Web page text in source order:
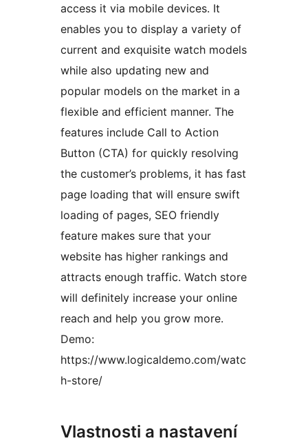
access it via mobile devices. It
enables you to display a variety of
current and exquisite watch models
while also updating new and
popular models on the market in a
flexible and efficient manner. The
features include Call to Action
Button (CTA) for quickly resolving
the customer’s problems, it has fast
page loading that will ensure swift
loading of pages, SEO friendly
feature makes sure that your
website has higher rankings and
attracts enough traffic. Watch store
will definitely increase your online
reach and help you grow more.
Demo:
https://www.logicaldemo.com/watc
h-store/
Vlastnosti a nastavení